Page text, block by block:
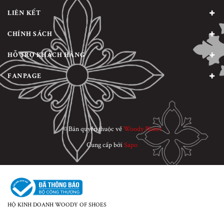
LIÊN KẾT
CHÍNH SÁCH
HỖ TRỢ KHÁCH HÀNG
FANPAGE
© Bản quyền thuộc vềWoody Planet
Cung cấp bởiSapo
HỘ KINH DOANH WOODY OF SHOES